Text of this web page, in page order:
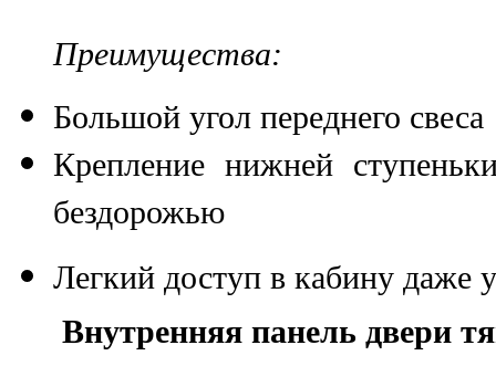
Преимущества:
Большой угол переднего свеса
Крепление нижней
бездорожью
Легкий доступ в кабину даже
Внутренняя панель двери